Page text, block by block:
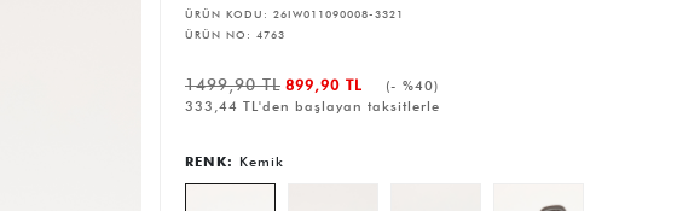
ÜRÜN KODU: 26IW011090008-3321
ÜRÜN NO: 4763
1499,90 TL 899,90 TL
(- %40)
333,44 TL'den başlayan taksitlerle
RENK: Kemik